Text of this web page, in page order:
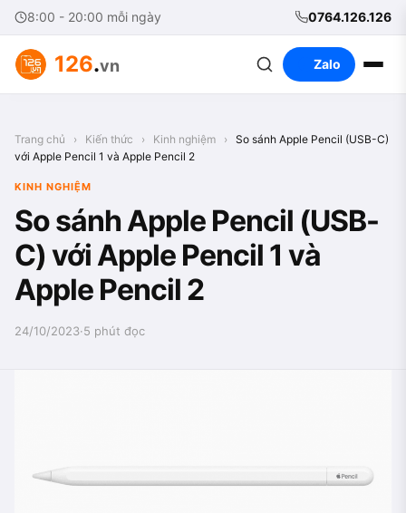
8:00 - 20:00 mỗi ngày 0764.126.126
126.vn Zalo
Trang chủ › Kiến thức › Kinh nghiệm › So sánh Apple Pencil (USB-C)
với Apple Pencil 1 và Apple Pencil 2
KINH NGHIỆM
So sánh Apple Pencil (USB-
C) với Apple Pencil 1 và
Apple Pencil 2
24/10/2023·5 phút đọc